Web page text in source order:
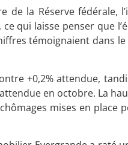
de la Réserve fédérale,
qui laisse penser que
témoignaient dans
+0,2% attendue,
en octobre. La
mises en place